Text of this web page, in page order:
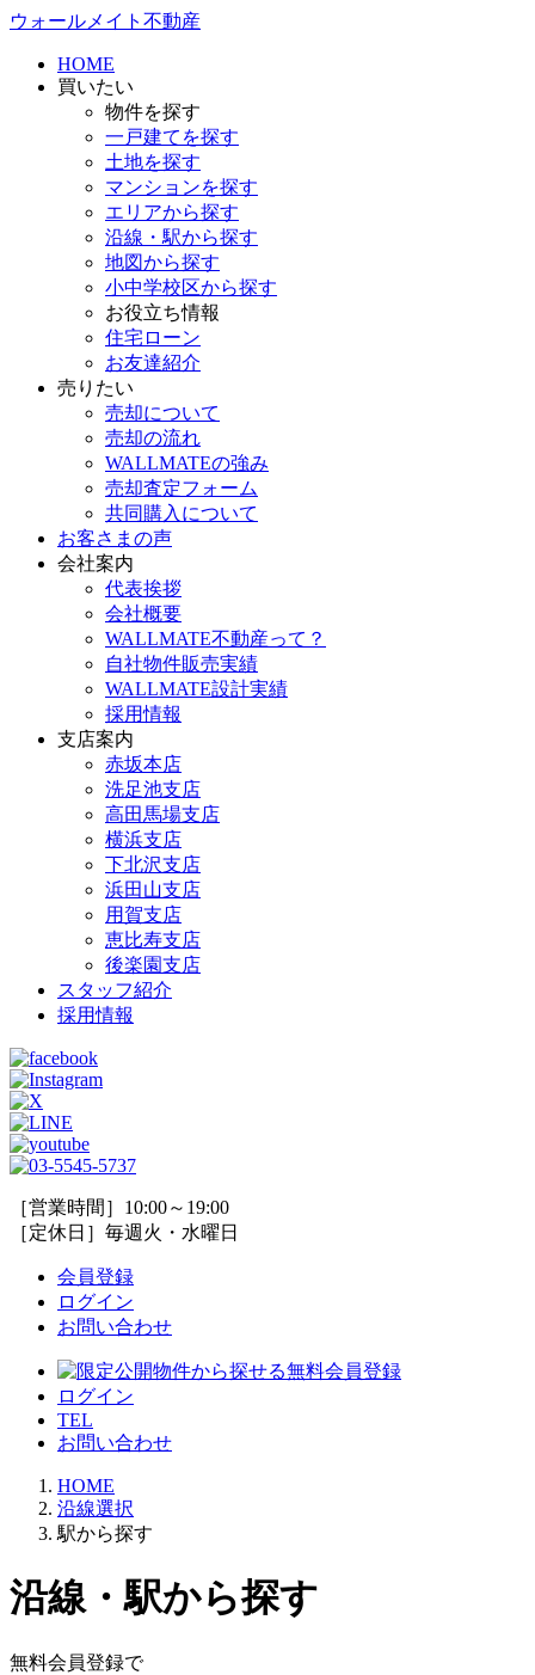
ウォールメイト不動産
HOME
買いたい
物件を探す
一戸建てを探す
土地を探す
マンションを探す
エリアから探す
沿線・駅から探す
地図から探す
小中学校区から探す
お役立ち情報
住宅ローン
お友達紹介
売りたい
売却について
売却の流れ
WALLMATEの強み
売却査定フォーム
共同購入について
お客さまの声
会社案内
代表挨拶
会社概要
WALLMATE不動産って？
自社物件販売実績
WALLMATE設計実績
採用情報
支店案内
赤坂本店
洗足池支店
高田馬場支店
横浜支店
下北沢支店
浜田山支店
用賀支店
恵比寿支店
後楽園支店
スタッフ紹介
採用情報
［営業時間］10:00～19:00
［定休日］毎週火・水曜日
会員登録
ログイン
お問い合わせ
ログイン
TEL
お問い合わせ
HOME
沿線選択
駅から探す
沿線・駅から探す
無料会員登録で